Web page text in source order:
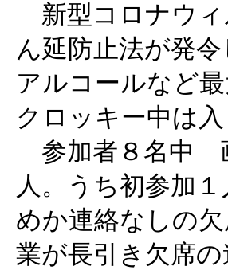
新型コロナウィ
ん延防止法が発
アルコールなど
クロッキー中は
参加者８名中
人。うち初参加
めか連絡なしの
業が長引き欠席